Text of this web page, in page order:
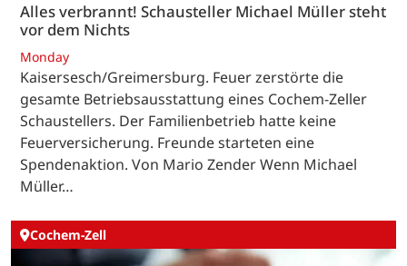
Alles verbrannt! Schausteller Michael Müller steht
vor dem Nichts
Monday
Kaisersesch/Greimersburg. Feuer zerstörte die
gesamte Betriebsausstattung eines Cochem-Zeller
Schaustellers. Der Familienbetrieb hatte keine
Feuerversicherung. Freunde starteten eine
Spendenaktion. Von Mario Zender Wenn Michael
Müller…
Cochem-Zell